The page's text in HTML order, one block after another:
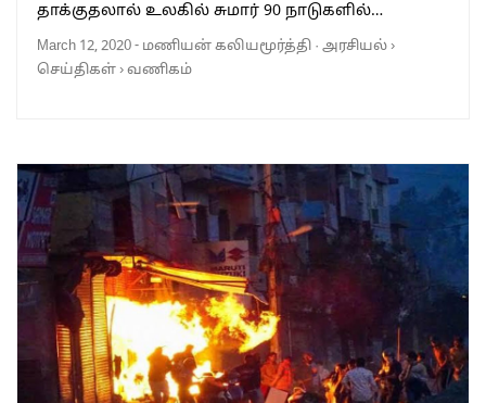
தாக்குதலால் உலகில் சுமார் 90 நாடுகளில்…
March 12, 2020- மணியன் கலியமூர்த்தி · அரசியல்›
செய்திகள்›வணிகம்